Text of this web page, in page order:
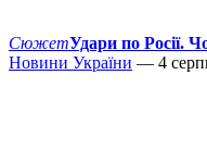
СюжетУдари по Росії.
Новини України — 4